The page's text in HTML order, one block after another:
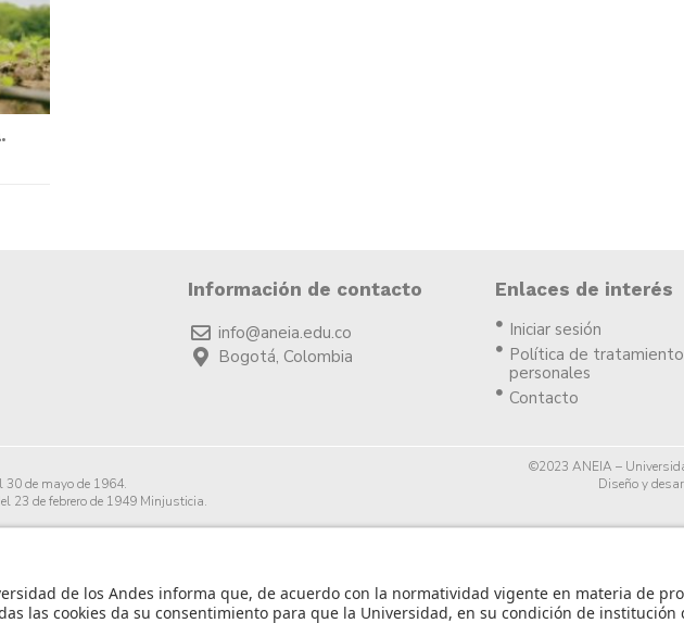
Información de contacto
info@aneia.edu.co
Bogotá, Colombia
Enlaces de interés
Iniciar sesión
Política de
personales
Contacto
30 de mayo de 1964.
23 de febrero de 1949 Minjusticia.
©2023 ANEIA –
Diseño y